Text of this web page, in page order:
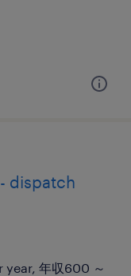
dispatch
年収600 ～